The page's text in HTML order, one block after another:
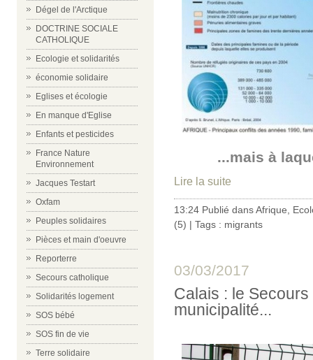
Dégel de l'Arctique
DOCTRINE SOCIALE
CATHOLIQUE
Ecologie et solidarités
économie solidaire
Eglises et écologie
En manque d'Eglise
Enfants et pesticides
France Nature
Environnement
Jacques Testart
Oxfam
Peuples solidaires
Pièces et main d'oeuvre
Reporterre
Secours catholique
Solidarités logement
SOS bébé
SOS fin de vie
Terre solidaire
...mais à
Lire la suite
13:24 Publié dansAfrique
(5) | Tags : migrants
03/03/2017
Calais : le
municipalité...